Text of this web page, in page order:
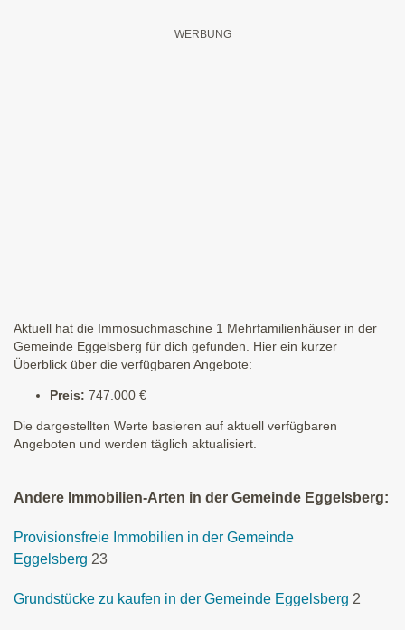
Aktuell hat die Immosuchmaschine 1 Mehrfamilienhäuser in der
Gemeinde Eggelsberg für dich gefunden. Hier ein kurzer
Überblick über die verfügbaren Angebote:
Preis: 747.000 €
Die dargestellten Werte basieren auf aktuell verfügbaren
Angeboten und werden täglich aktualisiert.
Andere Immobilien-Arten in der Gemeinde Eggelsberg:
Provisionsfreie Immobilien in der Gemeinde
Eggelsberg 23
Grundstücke zu kaufen in der Gemeinde Eggelsberg 2